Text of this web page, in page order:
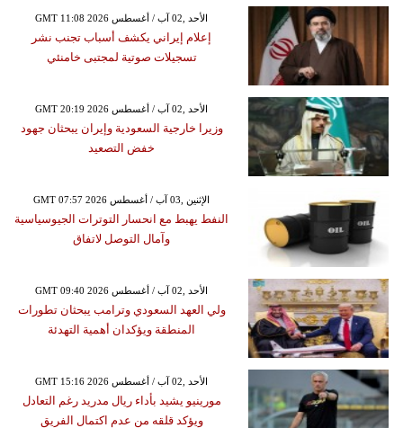
GMT 11:08 2026 الأحد ,02 آب / أغسطس
إعلام إيراني يكشف أسباب تجنب نشر
تسجيلات صوتية لمجتبى خامنئي
GMT 20:19 2026 الأحد ,02 آب / أغسطس
وزيرا خارجية السعودية وإيران يبحثان جهود
خفض التصعيد
GMT 07:57 2026 الإثنين ,03 آب / أغسطس
النفط يهبط مع انحسار التوترات الجيوسياسية
وآمال التوصل لاتفاق
GMT 09:40 2026 الأحد ,02 آب / أغسطس
ولي العهد السعودي وترامب يبحثان تطورات
المنطقة ويؤكدان أهمية التهدئة
GMT 15:16 2026 الأحد ,02 آب / أغسطس
مورينيو يشيد بأداء ريال مدريد رغم التعادل
ويؤكد قلقه من عدم اكتمال الفريق